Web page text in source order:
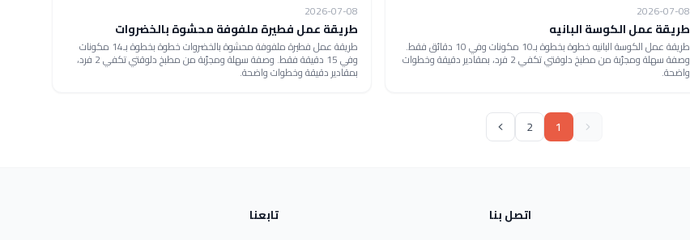
2026-07-08
طريقة عمل الكوسة البانيه
طريقة عمل الكوسة البانيه خطوة بخطوة بـ10 مكونات وفي 10 دقائق فقط.
وصفة سهلة ومجرّبة من مطبخ دلوقتي تكفي 2 فرد، بمقادير دقيقة وخطوات
واضحة.
2026-07-08
طريقة عمل فطيرة ملفوفة محشوة بالخضروات
طريقة عمل فطيرة ملفوفة محشوة بالخضروات خطوة بخطوة بـ14 مكونات
وفي 15 دقيقة فقط. وصفة سهلة ومجرّبة من مطبخ دلوقتي تكفي 2 فرد،
بمقادير دقيقة وخطوات واضحة.
1
2
اتصل بنا تابعنا